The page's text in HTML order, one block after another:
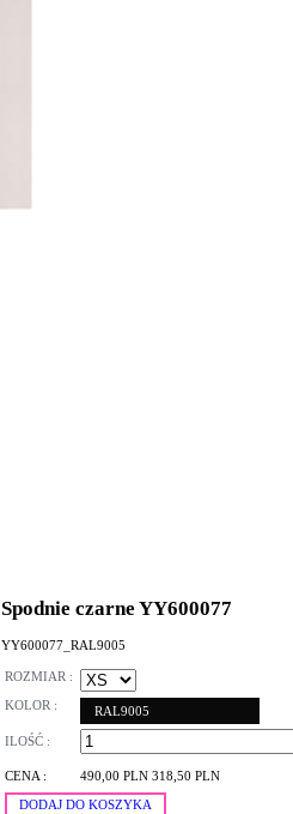
Spodnie czarne YY600077
YY600077_RAL9005
ROZMIAR :
KOLOR :
RAL9005
ILOŚĆ :
CENA : 490,00 PLN 318,50 PLN
DODAJ DO KOSZYKA